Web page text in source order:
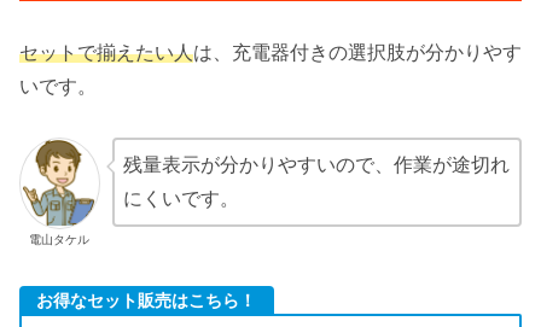
セットで揃えたい人は、充電器付きの選択肢が分かりやす
いです。
電山タケル
残量表示が分かりやすいので、作業が途切れ
にくいです。
お得なセット販売はこちら！